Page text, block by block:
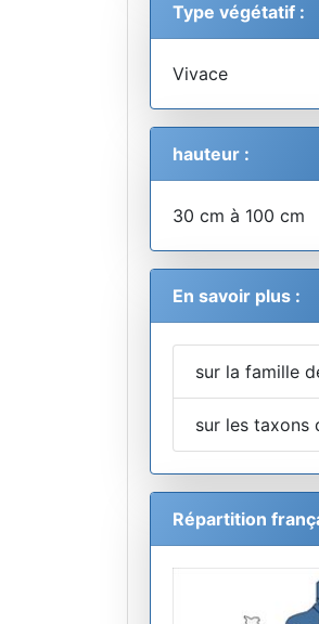
Type végétatif :
Vivace
hauteur :
30 cm à 100 cm
En savoir plus :
sur la famille
sur les taxons
Répartition